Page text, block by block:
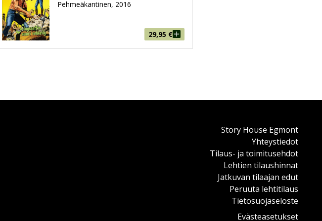
Pehmeäkantinen, 2016
29,95 €
Story House Egmont
Yhteystiedot
Tilaus- ja toimitusehdot
Lehtien tilaushinnat
Jatkuvan tilaajan edut
Peruuta lehtitilaus
Tietosuojaseloste
Evästeasetukset